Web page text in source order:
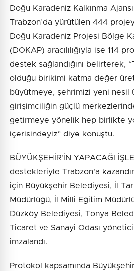
Doğu Karadeniz Kalkınma
Trabzon’da yürütülen 444
Doğu Karadeniz Projesi Bölge
(DOKAP) aracılılığıyla ise 114
destek sağlandığını belirterek,
olduğu birikimi katma değer
büyütmeye, şehrimizi yeni nesil
girişimciliğin güçlü
getirmeye yönelik hep birlikte
içerisindeyiz” diye konuştu.
BÜYÜKŞEHİR'İN YAPACAĞI
destekleriyle Trabzon'a
için Büyükşehir Belediyesi, İl
Müdürlüğü, İl Milli Eğitim
Düzköy Belediyesi, Tonya
Ticaret ve Sanayi Odası
imzalandı.
Protokol kapsamında